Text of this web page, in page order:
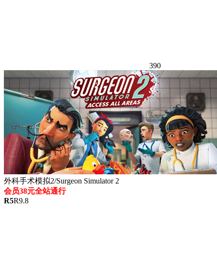
390
外科手术模拟2/Surgeon Simulator 2
会员38元全站通行
R5R9.8